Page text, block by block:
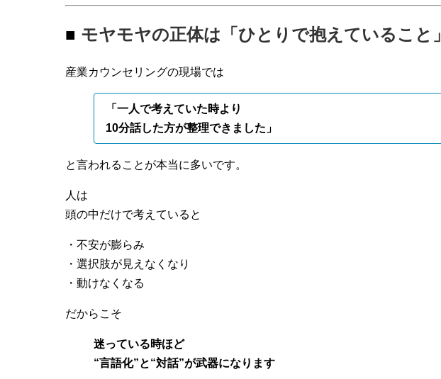
■ モヤモヤの正体は「ひとりで抱えていること」
産業カウンセリングの現場では
「一人で考えていた時より
10分話した方が整理できました」
と言われることが本当に多いです。
人は
頭の中だけで考えていると
・不安が膨らみ
・選択肢が見えなくなり
・動けなくなる
だからこそ
迷っている時ほど
“言語化”と“対話”が武器になります